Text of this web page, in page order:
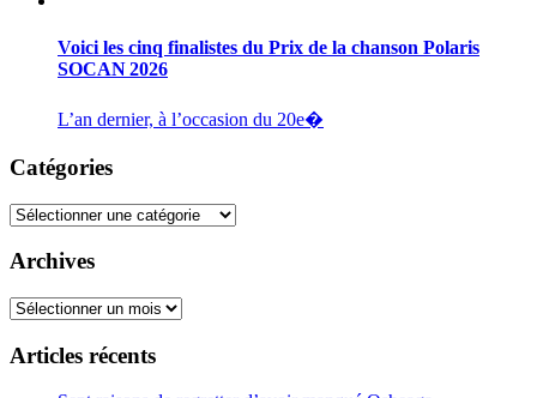
Voici les cinq finalistes du Prix de la chanson Polaris
SOCAN 2026
L’an dernier, à l’occasion du 20e�
Catégories
Catégories
Archives
Archives
Articles récents